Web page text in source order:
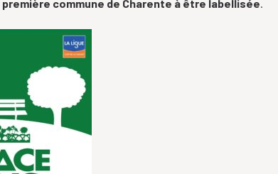
première commune de Charente à être labellisée.